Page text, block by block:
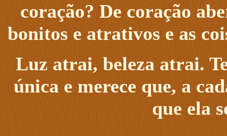
coração? De coração
bonitos e atrativos e as
Luz atrai, beleza atrai.
única e merece que, a
que ela